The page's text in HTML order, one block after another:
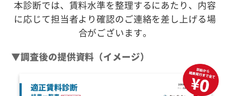
本診断では、賃料水準を整理するにあたり、内容
に応じて担当者より確認のご連絡を差し上げる場
合がございます。
▼調査後の提供資料（イメージ）